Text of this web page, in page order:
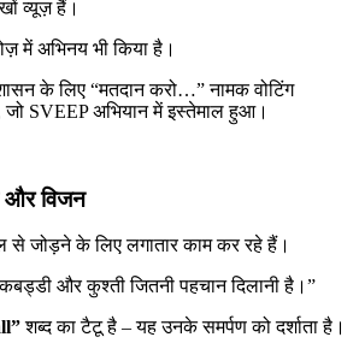
व्यूज़ हैं।
में अभिनय भी किया है।
के लिए “मतदान करो…” नामक वोटिंग
जो SVEEP अभियान में इस्तेमाल हुआ।
और विजन
से जोड़ने के लिए लगातार काम कर रहे हैं।
और कुश्ती जितनी पहचान दिलानी है।”
शब्द का टैटू है – यह उनके समर्पण को दर्शाता है।